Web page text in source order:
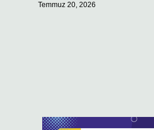
Temmuz 20, 2026